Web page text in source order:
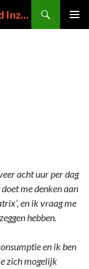
Ask The Real Jesus – Voortschrijdend Inzicht in de Zin van het Leven
acht uur per dag
me denken aan
en ik vraag me
hebben.
en ik ben
zich mogelijk